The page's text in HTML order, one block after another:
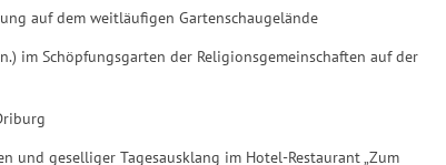
auf dem weitläufigen Gartenschaugelände
im Schöpfungsgarten der Religionsgemeinschaften auf der
geselliger Tagesausklang im Hotel-Restaurant „Zum